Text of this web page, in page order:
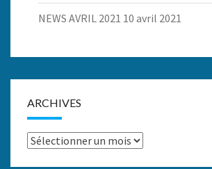
NEWS AVRIL 2021 10 avril 2021
ARCHIVES
Archives